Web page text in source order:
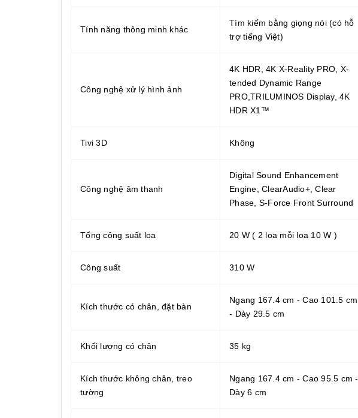
Tính năng thông minh khác
Tìm kiếm bằng giọng nói (có hỗ
trợ tiếng Việt)
Công nghệ xử lý hình ảnh
4K HDR, 4K X-Reality PRO, X-
tended Dynamic Range
PRO,TRILUMINOS Display, 4K
HDR X1™
Tivi 3D Không
Công nghệ âm thanh
Digital Sound Enhancement
Engine, ClearAudio+, Clear
Phase, S-Force Front Surround
Tổng công suất loa 20 W ( 2 loa mỗi loa 10 W )
Công suất 310 W
Kích thước có chân, đặt bàn
Ngang 167.4 cm - Cao 101.5 cm
- Dày 29.5 cm
Khối lượng có chân 35 kg
Kích thước không chân, treo
tường
Ngang 167.4 cm - Cao 95.5 cm -
Dày 6 cm